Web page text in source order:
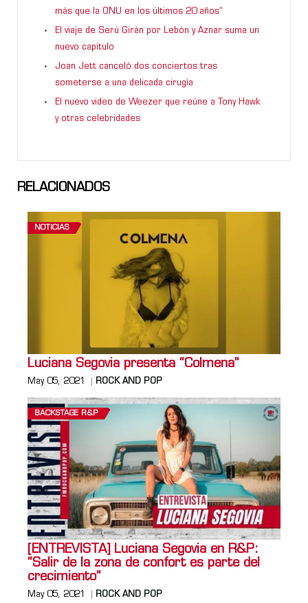
más que la ONU en los últimos 20 años”
El viaje de Serú Girán por Lebón y Aznar suma un
nuevo capítulo
Joan Jett canceló dos conciertos tras
someterse a una delicada cirugía
El nuevo video de Weezer que reúne a Tony Hawk
y otras celebridades
RELACIONADOS
NOTICIAS
Luciana Segovia presenta “Colmena”
May 05, 2021 ROCK AND POP
BACKSTAGE R&P
[ENTREVISTA] Luciana Segovia en R&P:
“Salir de la zona de confort es parte del
crecimiento”
May 05, 2021 ROCK AND POP